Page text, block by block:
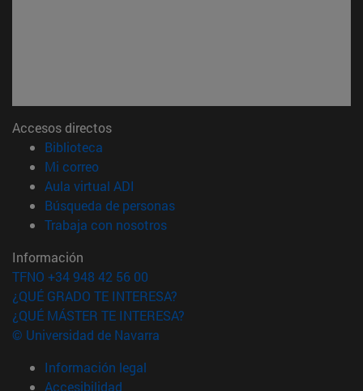
Accesos directos
Biblioteca
Mi correo(abre en nueva ventana)
Aula virtual ADI
Búsqueda de personas(abre en nueva ventana)
Trabaja con nosotros(abre en nueva ventana)
Información
TFNO +34 948 42 56 00
¿QUÉ GRADO TE INTERESA?
¿QUÉ MÁSTER TE INTERESA?
© Universidad de Navarra
Información legal
Accesibilidad